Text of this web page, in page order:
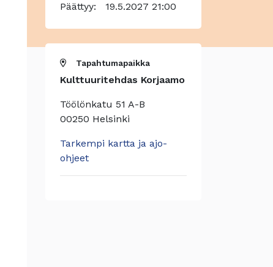
Päättyy: 19.5.2027 21:00
Tapahtumapaikka
Kulttuuritehdas Korjaamo
Töölönkatu 51 A-B
00250 Helsinki
Tarkempi kartta ja ajo-
ohjeet